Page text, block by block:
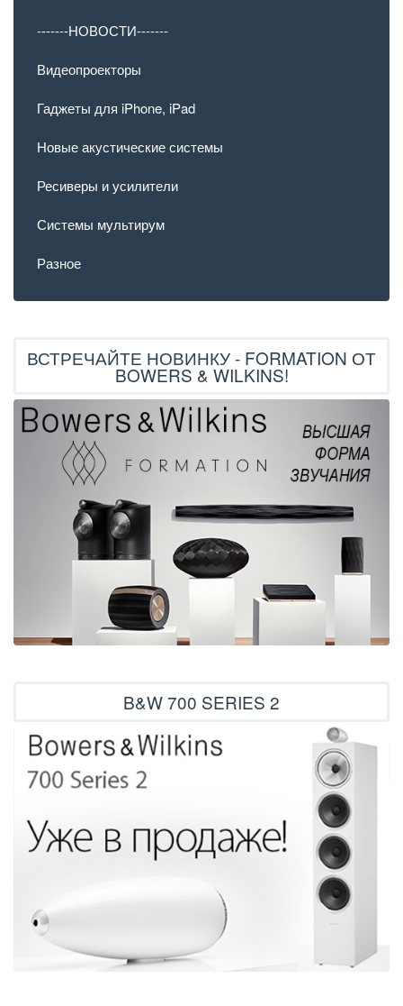
-------НОВОСТИ-------
Видеопроекторы
Гаджеты для iPhone, iPad
Новые акустические системы
Ресиверы и усилители
Системы мультирум
Разное
ВСТРЕЧАЙТЕ НОВИНКУ - FORMATION ОТ
BOWERS & WILKINS!
B&W 700 SERIES 2